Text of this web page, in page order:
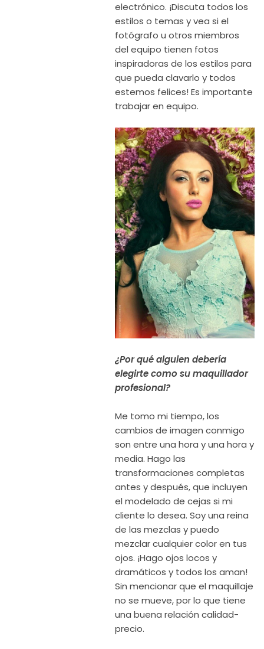
electrónico. ¡Discuta todos los
estilos o temas y vea si el
fotógrafo u otros miembros
del equipo tienen fotos
inspiradoras de los estilos para
que pueda clavarlo y todos
estemos felices! Es importante
trabajar en equipo.
¿Por qué alguien debería
elegirte como su maquillador
profesional?
Me tomo mi tiempo, los
cambios de imagen conmigo
son entre una hora y una hora y
media. Hago las
transformaciones completas
antes y después, que incluyen
el modelado de cejas si mi
cliente lo desea. Soy una reina
de las mezclas y puedo
mezclar cualquier color en tus
ojos. ¡Hago ojos locos y
dramáticos y todos los aman!
Sin mencionar que el maquillaje
no se mueve, por lo que tiene
una buena relación calidad-
precio.